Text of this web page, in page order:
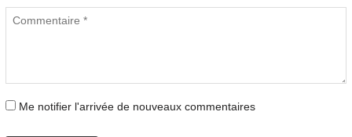
Me notifier l'arrivée de nouveaux commentaires